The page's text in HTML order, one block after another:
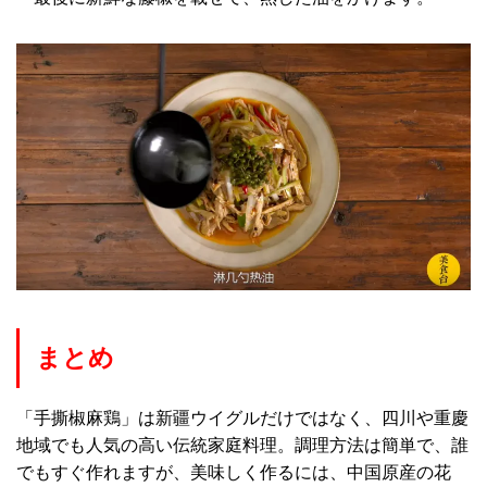
まとめ
「手撕椒麻鶏」は新疆ウイグルだけではなく、四川や重慶
地域でも人気の高い伝統家庭料理。調理方法は簡単で、誰
でもすぐ作れますが、美味しく作るには、中国原産の花